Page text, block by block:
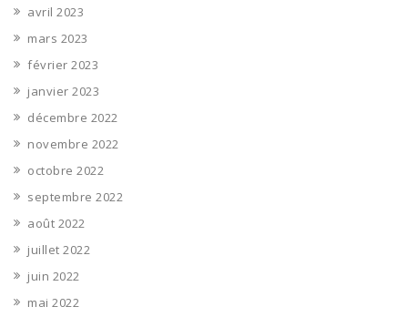
avril 2023
mars 2023
février 2023
janvier 2023
décembre 2022
novembre 2022
octobre 2022
septembre 2022
août 2022
juillet 2022
juin 2022
mai 2022